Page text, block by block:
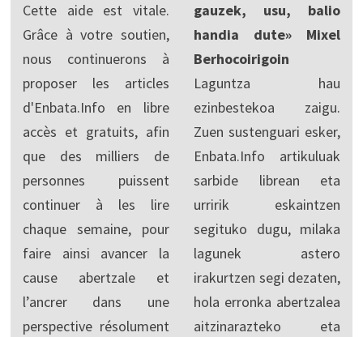
Cette aide est vitale.
Grâce à votre soutien,
nous continuerons à
proposer les articles
d'Enbata.Info en libre
accès et gratuits, afin
que des milliers de
personnes puissent
continuer à les lire
chaque semaine, pour
faire ainsi avancer la
cause abertzale et
l’ancrer dans une
perspective résolument
gauzek, usu, balio
handia dute» Mixel
Berhocoirigoin
Laguntza hau
ezinbestekoa zaigu.
Zuen sustenguari esker,
Enbata.Info artikuluak
sarbide librean eta
urririk eskaintzen
segituko dugu, milaka
lagunek astero
irakurtzen segi dezaten,
hola erronka abertzalea
aitzinarazteko eta